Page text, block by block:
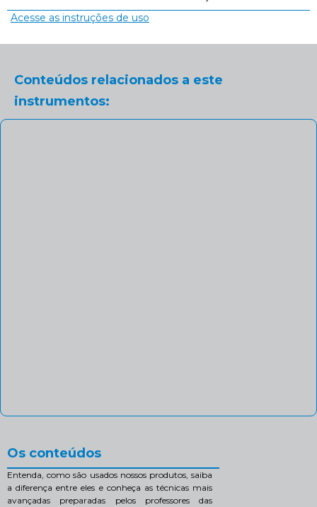
Acesse as instruções de uso
Conteúdos relacionados a este
instrumentos:
Os conteúdos
Entenda, como são usados nossos produtos, saiba
a diferença entre eles e conheça as técnicas mais
avançadas preparadas pelos professores das